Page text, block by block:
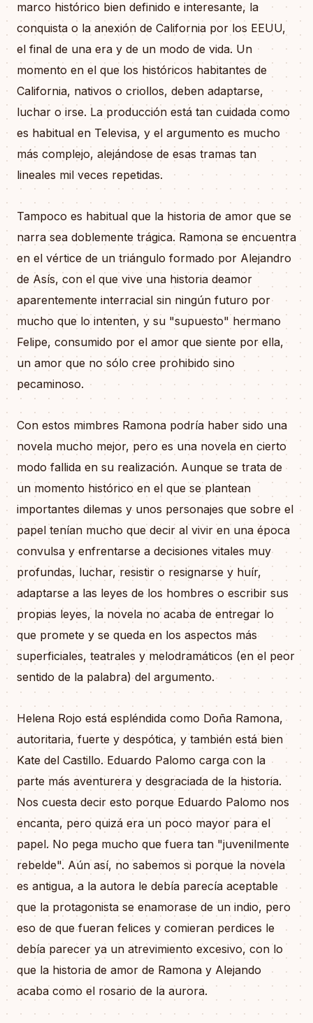
marco histórico bien definido e interesante, la
conquista o la anexión de California por los EEUU,
el final de una era y de un modo de vida. Un
momento en el que los históricos habitantes de
California, nativos o criollos, deben adaptarse,
luchar o irse. La producción está tan cuidada como
es habitual en Televisa, y el argumento es mucho
más complejo, alejándose de esas tramas tan
lineales mil veces repetidas.
Tampoco es habitual que la historia de amor que se
narra sea doblemente trágica. Ramona se encuentra
en el vértice de un triángulo formado por Alejandro
de Asís, con el que vive una historia deamor
aparentemente interracial sin ningún futuro por
mucho que lo intenten, y su "supuesto" hermano
Felipe, consumido por el amor que siente por ella,
un amor que no sólo cree prohibido sino
pecaminoso.
Con estos mimbres Ramona podría haber sido una
novela mucho mejor, pero es una novela en cierto
modo fallida en su realización. Aunque se trata de
un momento histórico en el que se plantean
importantes dilemas y unos personajes que sobre el
papel tenían mucho que decir al vivir en una época
convulsa y enfrentarse a decisiones vitales muy
profundas, luchar, resistir o resignarse y huír,
adaptarse a las leyes de los hombres o escribir sus
propias leyes, la novela no acaba de entregar lo
que promete y se queda en los aspectos más
superficiales, teatrales y melodramáticos (en el peor
sentido de la palabra) del argumento.
Helena Rojo está espléndida como Doña Ramona,
autoritaria, fuerte y despótica, y también está bien
Kate del Castillo. Eduardo Palomo carga con la
parte más aventurera y desgraciada de la historia.
Nos cuesta decir esto porque Eduardo Palomo nos
encanta, pero quizá era un poco mayor para el
papel. No pega mucho que fuera tan "juvenilmente
rebelde". Aún así, no sabemos si porque la novela
es antigua, a la autora le debía parecía aceptable
que la protagonista se enamorase de un indio, pero
eso de que fueran felices y comieran perdices le
debía parecer ya un atrevimiento excesivo, con lo
que la historia de amor de Ramona y Alejando
acaba como el rosario de la aurora.